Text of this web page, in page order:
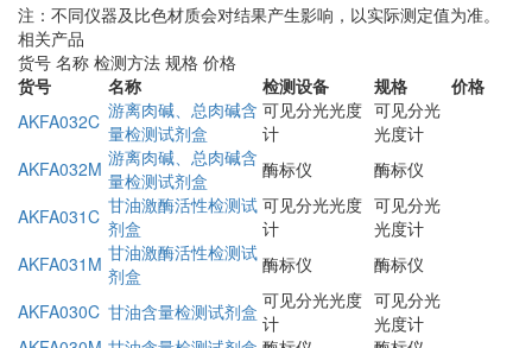
注：不同仪器及比色材质会对结果产生影响，以实际测定值为准。
相关产品
货号 名称 检测方法 规格 价格
货号
名称 检测设备 规格
价格
AKFA032C 游离肉碱、总肉碱含
量检测试剂盒
可见分光光度
计
可见分光
光度计
AKFA032M 游离肉碱、总肉碱含
量检测试剂盒
酶标仪
酶标仪
AKFA031C 甘油激酶活性检测试
剂盒
可见分光光度
计
可见分光
光度计
AKFA031M 甘油激酶活性检测试
剂盒
酶标仪
酶标仪
AKFA030C 甘油含量检测试剂盒 可见分光光度
计
可见分光
光度计